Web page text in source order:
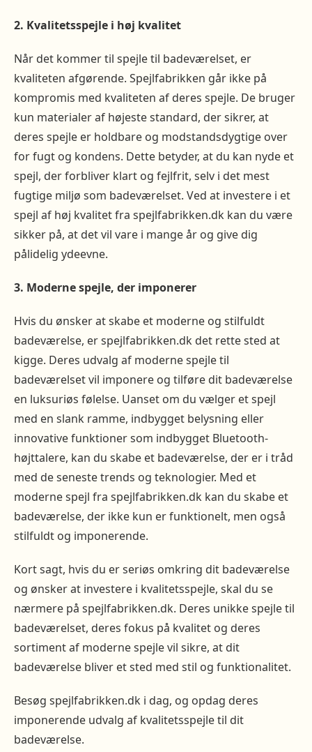
2. Kvalitetsspejle i høj kvalitet
Når det kommer til spejle til badeværelset, er
kvaliteten afgørende. Spejlfabrikken går ikke på
kompromis med kvaliteten af deres spejle. De bruger
kun materialer af højeste standard, der sikrer, at
deres spejle er holdbare og modstandsdygtige over
for fugt og kondens. Dette betyder, at du kan nyde et
spejl, der forbliver klart og fejlfrit, selv i det mest
fugtige miljø som badeværelset. Ved at investere i et
spejl af høj kvalitet fra spejlfabrikken.dk kan du være
sikker på, at det vil vare i mange år og give dig
pålidelig ydeevne.
3. Moderne spejle, der imponerer
Hvis du ønsker at skabe et moderne og stilfuldt
badeværelse, er spejlfabrikken.dk det rette sted at
kigge. Deres udvalg af moderne spejle til
badeværelset vil imponere og tilføre dit badeværelse
en luksuriøs følelse. Uanset om du vælger et spejl
med en slank ramme, indbygget belysning eller
innovative funktioner som indbygget Bluetooth-
højttalere, kan du skabe et badeværelse, der er i tråd
med de seneste trends og teknologier. Med et
moderne spejl fra spejlfabrikken.dk kan du skabe et
badeværelse, der ikke kun er funktionelt, men også
stilfuldt og imponerende.
Kort sagt, hvis du er seriøs omkring dit badeværelse
og ønsker at investere i kvalitetsspejle, skal du se
nærmere på spejlfabrikken.dk. Deres unikke spejle til
badeværelset, deres fokus på kvalitet og deres
sortiment af moderne spejle vil sikre, at dit
badeværelse bliver et sted med stil og funktionalitet.
Besøg spejlfabrikken.dk i dag, og opdag deres
imponerende udvalg af kvalitetsspejle til dit
badeværelse.